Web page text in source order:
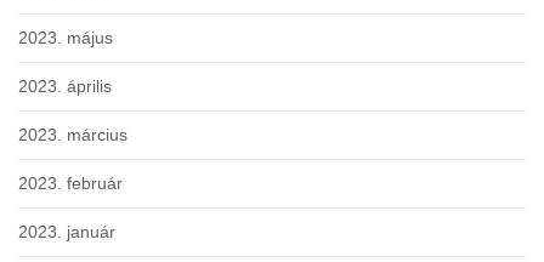
2023. május
2023. április
2023. március
2023. február
2023. január